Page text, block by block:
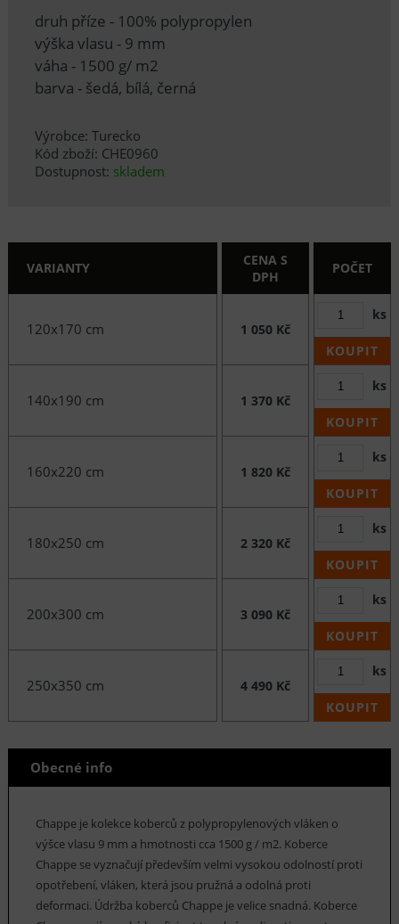
druh příze - 100% polypropylen
výška vlasu - 9 mm
váha - 1500 g/ m2
barva - šedá, bílá, černá
Výrobce: Turecko
Kód zboží: CHE0960
Dostupnost: skladem
VARIANTY
CENA S
DPH
POČET
120x170 cm 1 050 Kč
ks
KOUPIT
140x190 cm 1 370 Kč
ks
KOUPIT
160x220 cm 1 820 Kč
ks
KOUPIT
180x250 cm 2 320 Kč
ks
KOUPIT
200x300 cm 3 090 Kč
ks
KOUPIT
250x350 cm 4 490 Kč
ks
KOUPIT
Obecné info
Chappe je kolekce koberců z polypropylenových vláken o
výšce vlasu 9 mm a hmotnosti cca 1500 g / m2. Koberce
Chappe se vyznačují především velmi vysokou odolností proti
opotřebení, vláken, která jsou pružná a odolná proti
deformaci. Údržba koberců Chappe je velice snadná. Koberce